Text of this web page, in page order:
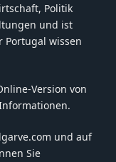
Politik
und ist
wissen
Version von
und auf
Sie